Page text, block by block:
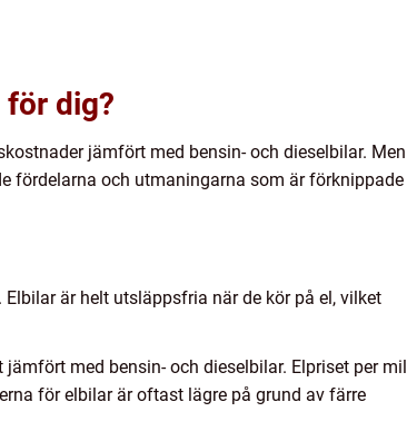
dig?
jämfört med bensin- och dieselbilar. Men
fördelarna och utmaningarna som är förknippade
är helt utsläppsfria när de kör på el, vilket
med bensin- och dieselbilar. Elpriset per mil
för elbilar är oftast lägre på grund av färre